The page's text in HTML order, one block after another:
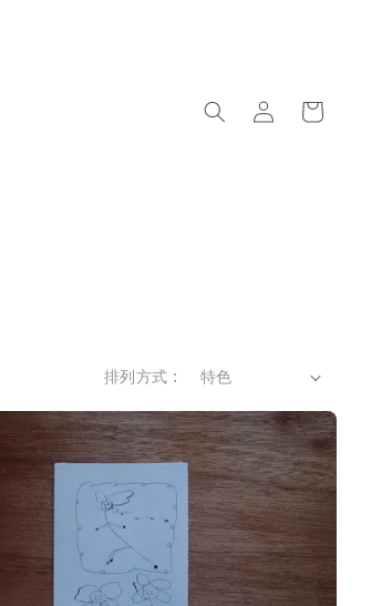
排列方式 :